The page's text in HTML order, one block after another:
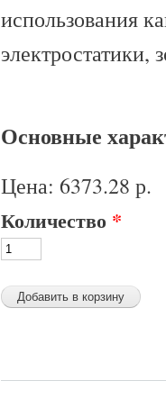
использования
электростатики,
Основные
Цена: 6373.28 р.
Количество *